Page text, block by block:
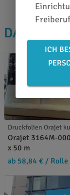
DAS PASST
Druckfolien Orajet
Orajet 3164M-
x 50 m
ab 58,84 € / Rolle
ICH